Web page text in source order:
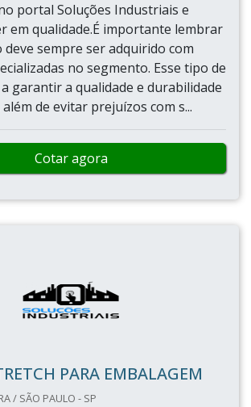
portal Soluções Industriais e
em qualidade.É importante lembrar
sempre ser adquirido com
no segmento. Esse tipo de
garantir a qualidade e durabilidade
de evitar prejuízos com s...
Cotar agora
PARA EMBALAGEM
/ SÃO PAULO - SP